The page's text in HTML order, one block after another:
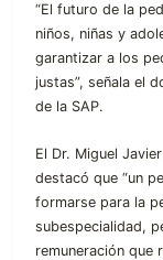
“El futuro de la
niños, niñas y
garantizar a los
justas”, señala el
de la SAP.
El Dr. Miguel
destacó que “un
formarse para la
subespecialidad,
remuneración que